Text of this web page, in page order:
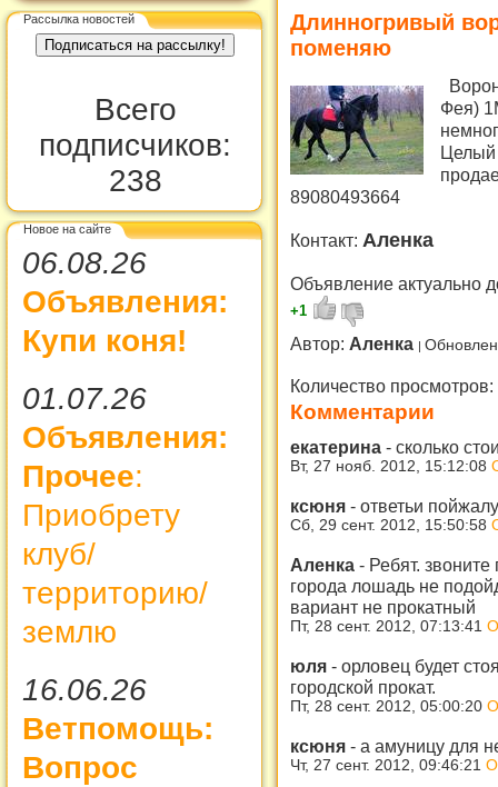
Рассылка новостей
Всего
подписчиков:
238
Новое на сайте
06.08.26
Объявления:
Купи коня!
01.07.26
Объявления:
Прочее:
Приобрету
клуб/
территорию/
землю
16.06.26
Ветпомощь:
Вопрос
Длинногривый
поменяю
Фея)
Целый
89080493664
Контакт: Аленка
Объявление актуально
+1
Автор: Аленка
Количество просмотров:
Комментарии
екатерина - сколько
Вт, 27 нояб. 2012, 15:12:08
ксюня - ответьи
Сб, 29 сент. 2012, 15:50:58
Аленка - Ребят.
города лошадь не
вариант не прокатный
Пт, 28 сент. 2012, 07:13:41
юля - орловец будет
городской прокат.
Пт, 28 сент. 2012, 05:00:20
ксюня - а амуницу для
Чт, 27 сент. 2012, 09:46:21